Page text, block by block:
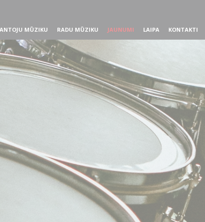
MŪZIKU RADU MŪZIKU JAUNUMI LAIPA KONTAKTI